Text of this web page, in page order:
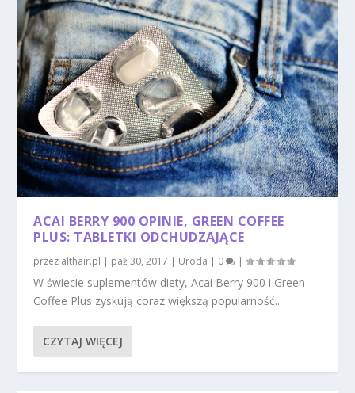
ACAI BERRY 900 OPINIE, GREEN COFFEE
PLUS: TABLETKI ODCHUDZAJĄCE
przez althair.pl | paź 30, 2017 | Uroda | 0 |
W świecie suplementów diety, Acai Berry 900 i Green
Coffee Plus zyskują coraz większą popularność...
CZYTAJ WIĘCEJ